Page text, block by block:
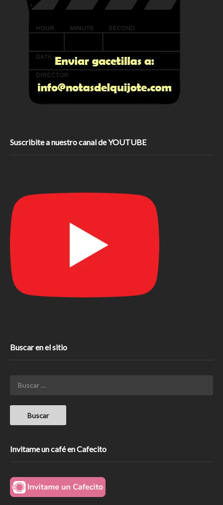
Suscribite a nuestro canal de YOUTUBE
Buscar en el sitio
Invitame un café en Cafecito